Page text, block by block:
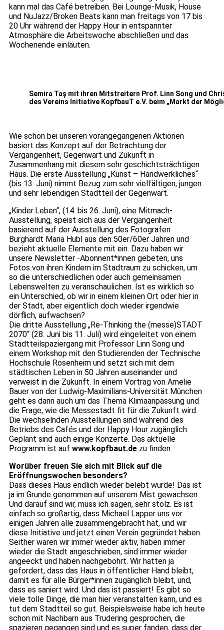
kann mal das Café betreiben. Bei Lounge-Musik, House
und NuJazz/Broken Beats kann man freitags von 17 bis
20 Uhr während der Happy Hour in entspannter
Atmosphäre die Arbeitswoche abschließen und das
Wochenende einläuten.
Semira Taş mit ihren Mitstreitern Prof. Linn Song und
des Vereins Initiative KopfbauT e.V. beim „Markt der
Wie schon bei unseren vorangegangenen Aktionen
basiert das Konzept auf der Betrachtung der
Vergangenheit, Gegenwart und Zukunft in
Zusammenhang mit diesem sehr geschichtsträchtigen
Haus. Die erste Ausstellung „Kunst – Handwerkliches“
(bis 13. Juni) nimmt Bezug zum sehr vielfältigen, jungen
und sehr lebendigen Stadtteil der Gegenwart.
„Kinder:Leben“, (14. bis 26. Juni), eine Mitmach-
Ausstellung, speist sich aus der Vergangenheit
basierend auf der Ausstellung des Fotografen
Burghardt Maria Hubl aus den 50er/60er Jahren und
bezieht aktuelle Elemente mit ein. Dazu haben wir
unsere Newsletter -Abonnent*innen gebeten, uns
Fotos von ihren Kindern im Stadtraum zu schicken, um
so die unterschiedlichen oder auch gemeinsamen
Lebenswelten zu veranschaulichen. Ist es wirklich so
ein Unterschied, ob wir in einem kleinen Ort oder hier in
der Stadt, aber eigentlich doch wieder irgendwie
dörflich, aufwachsen?
Die dritte Ausstellung „Re-Thinking the (messe)STADT
2070“ (28. Juni bis 11. Juli) wird eingeleitet von einem
Stadtteilspaziergang mit Professor Linn Song und
einem Workshop mit den Studierenden der Technische
Hochschule Rosenheim und setzt sich mit dem
städtischen Leben in 50 Jahren auseinander und
verweist in die Zukunft. In einem Vortrag von Amelie
Bauer von der Ludwig-Maximilians-Universität München
geht es dann auch um das Thema Klimaanpassung und
die Frage, wie die Messestadt fit für die Zukunft wird.
Die wechselnden Ausstellungen sind während des
Betriebs des Cafés und der Happy Hour zugänglich.
Geplant sind auch einige Konzerte. Das aktuelle
Programm ist auf www.kopfbaut.de zu finden.
Worüber freuen Sie sich mit Blick auf die
Eröffnungswochen besonders?
Dass dieses Haus endlich wieder belebt wurde! Das ist
ja im Grunde genommen auf unserem Mist gewachsen.
Und darauf sind wir, muss ich sagen, sehr stolz. Es ist
einfach so großartig, dass Michael Lapper uns vor
einigen Jahren alle zusammengebracht hat, und wir
diese Initiative und jetzt einen Verein gegründet haben.
Seither waren wir immer wieder aktiv, haben immer
wieder die Stadt angeschrieben, sind immer wieder
angeeckt und haben nachgebohrt. Wir hatten ja
gefordert, dass das Haus in öffentlicher Hand bleibt,
damit es für alle Bürger*innen zugänglich bleibt, und,
dass es saniert wird. Und das ist passiert! Es gibt so
viele tolle Dinge, die man hier veranstalten kann, und es
tut dem Stadtteil so gut. Beispielsweise habe ich heute
schon mit Nachbarn aus Trudering gesprochen, die
spazieren gegangen sind und es super fanden, dass der